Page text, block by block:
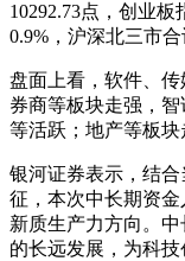
10292.73点，创业板
0.9%，沪深北三市合
盘面上看，软件、传
券商等板块走强，
等活跃；地产等板块
银河证券表示，结
征，本次中长期资
新质生产力方向。
的长远发展，为科